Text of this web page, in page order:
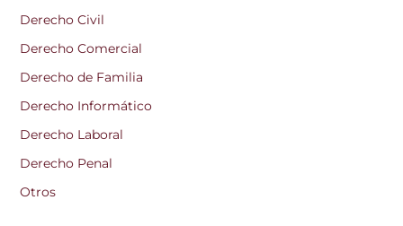
Derecho Civil
Derecho Comercial
Derecho de Familia
Derecho Informático
Derecho Laboral
Derecho Penal
Otros